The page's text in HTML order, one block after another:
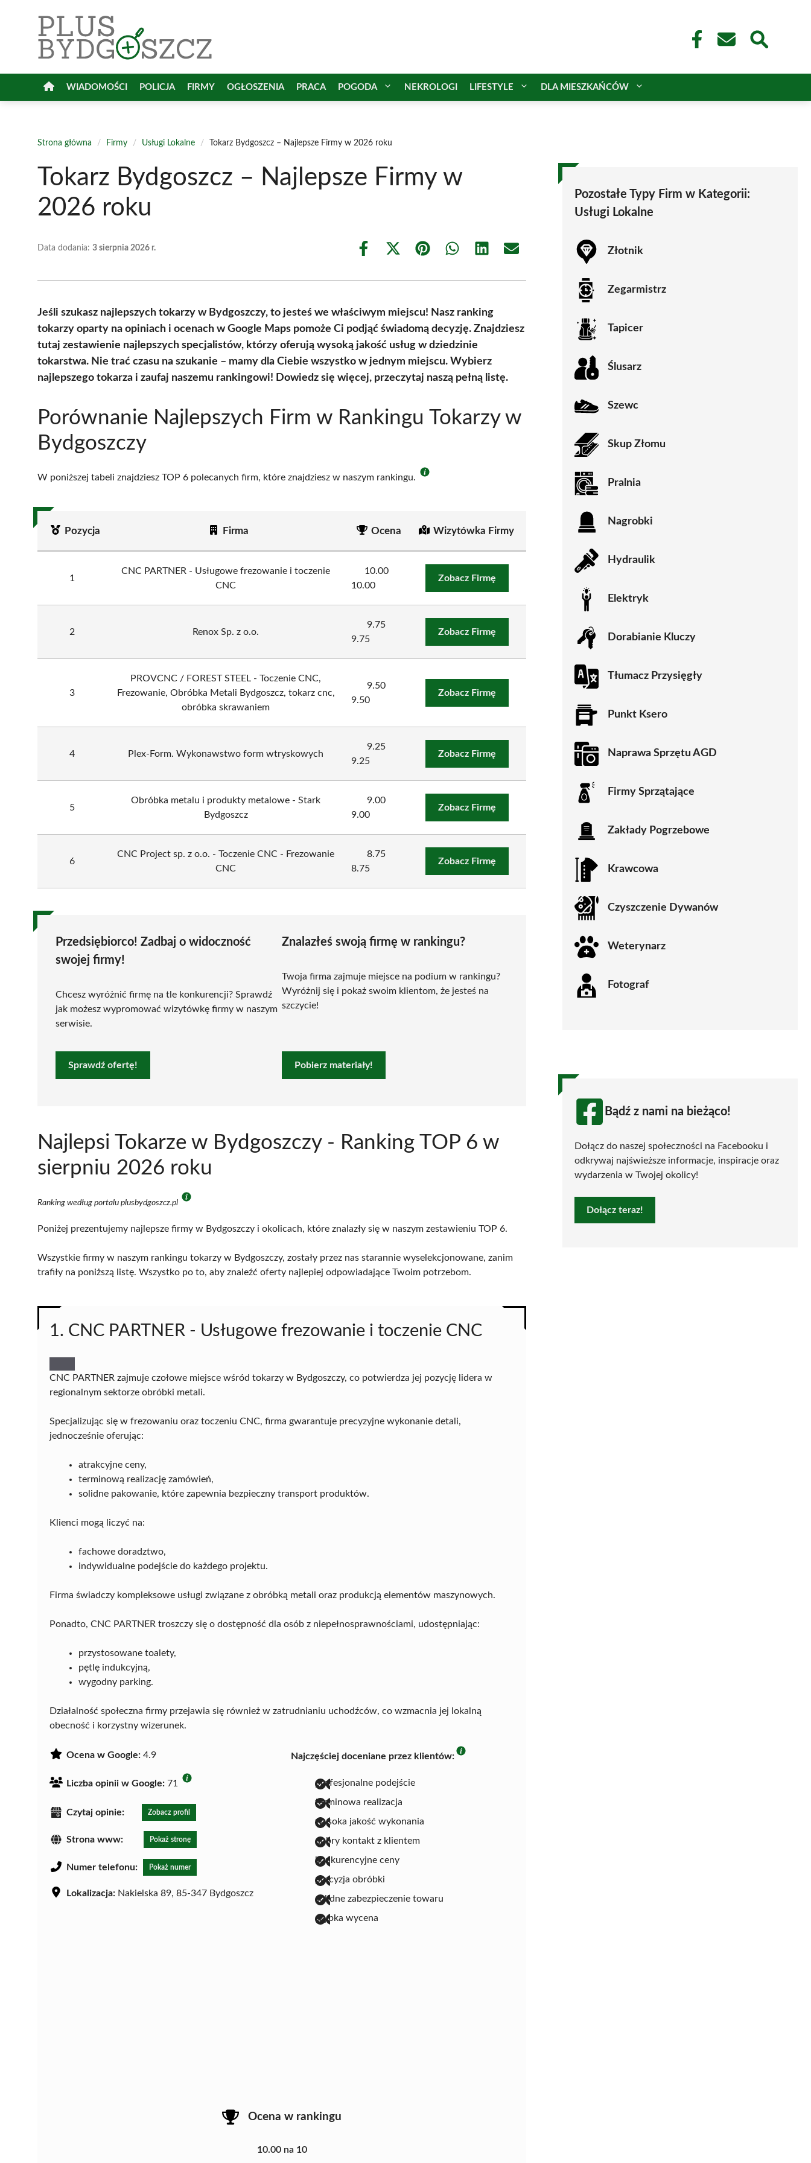
WIADOMOŚCI POLICJA FIRMY OGŁOSZENIA PRACA POGODA NEKROLOGI LIFESTYLE DLA MIESZKAŃCÓW
Strona główna / Firmy / Usługi Lokalne / Tokarz Bydgoszcz – Najlepsze Firmy w 2026 roku
Tokarz Bydgoszcz – Najlepsze Firmy w
2026 roku
Data dodania: 3 sierpnia 2026 r.
Share
Share
(Twitter)
Share Share Share Share
Jeśli szukasz najlepszych tokarzy w Bydgoszczy, to jesteś we właściwym miejscu! Nasz ranking
tokarzy oparty na opiniach i ocenach w Google Maps pomoże Ci podjąć świadomą decyzję. Znajdziesz
tutaj zestawienie najlepszych specjalistów, którzy oferują wysoką jakość usług w dziedzinie
tokarstwa. Nie trać czasu na szukanie – mamy dla Ciebie wszystko w jednym miejscu. Wybierz
najlepszego tokarza i zaufaj naszemu rankingowi! Dowiedz się więcej, przeczytaj naszą pełną listę.
Porównanie Najlepszych Firm w Rankingu Tokarzy w
Bydgoszczy
W poniższej tabeli znajdziesz TOP 6 polecanych firm, które znajdziesz w naszym rankingu.
Pozycja Firma Ocena Wizytówka Firmy
1
CNC PARTNER - Usługowe frezowanie i toczenie
CNC
10.00
10.00
Zobacz Firmę
2 Renox Sp. z o.o.
9.75
9.75
Zobacz Firmę
3
PROVCNC / FOREST STEEL - Toczenie CNC,
Frezowanie, Obróbka Metali Bydgoszcz, tokarz cnc,
obróbka skrawaniem
9.50
9.50
Zobacz Firmę
4 Plex-Form. Wykonawstwo form wtryskowych
9.25
9.25
Zobacz Firmę
5
Obróbka metalu i produkty metalowe - Stark
Bydgoszcz
9.00
9.00
Zobacz Firmę
6
CNC Project sp. z o.o. - Toczenie CNC - Frezowanie
CNC
8.75
8.75
Zobacz Firmę
Przedsiębiorco! Zadbaj o widoczność
swojej firmy!
Chcesz wyróżnić firmę na tle konkurencji? Sprawdź
jak możesz wypromować wizytówkę firmy w naszym
serwisie.
Sprawdź ofertę!
Znalazłeś swoją firmę w rankingu?
Twoja firma zajmuje miejsce na podium w rankingu?
Wyróżnij się i pokaż swoim klientom, że jesteś na
szczycie!
Pobierz materiały!
Najlepsi Tokarze w Bydgoszczy - Ranking TOP 6 w
sierpniu 2026 roku
Ranking według portalu plusbydgoszcz.pl
Poniżej prezentujemy najlepsze firmy w Bydgoszczy i okolicach, które znalazły się w naszym zestawieniu TOP 6.
Wszystkie firmy w naszym rankingu tokarzy w Bydgoszczy, zostały przez nas starannie wyselekcjonowane, zanim
trafiły na poniższą listę. Wszystko po to, aby znaleźć oferty najlepiej odpowiadające Twoim potrzebom.
1. CNC PARTNER - Usługowe frezowanie i toczenie CNC
CNC PARTNER zajmuje czołowe miejsce wśród tokarzy w Bydgoszczy, co potwierdza jej pozycję lidera w
regionalnym sektorze obróbki metali.
Specjalizując się w frezowaniu oraz toczeniu CNC, firma gwarantuje precyzyjne wykonanie detali,
jednocześnie oferując:
atrakcyjne ceny,
terminową realizację zamówień,
solidne pakowanie, które zapewnia bezpieczny transport produktów.
Klienci mogą liczyć na:
fachowe doradztwo,
indywidualne podejście do każdego projektu.
Firma świadczy kompleksowe usługi związane z obróbką metali oraz produkcją elementów maszynowych.
Ponadto, CNC PARTNER troszczy się o dostępność dla osób z niepełnosprawnościami, udostępniając:
przystosowane toalety,
pętlę indukcyjną,
wygodny parking.
Działalność społeczna firmy przejawia się również w zatrudnianiu uchodźców, co wzmacnia jej lokalną
obecność i korzystny wizerunek.
Ocena w Google: 4.9
Liczba opinii w Google: 71
Czytaj opinie: Zobacz profil
Strona www: Pokaż stronę
Numer telefonu: Pokaż numer
Lokalizacja: Nakielska 89, 85-347 Bydgoszcz
Najczęściej doceniane przez klientów:
profesjonalne podejście
terminowa realizacja
wysoka jakość wykonania
dobry kontakt z klientem
konkurencyjne ceny
precyzja obróbki
solidne zabezpieczenie towaru
szybka wycena
Ocena w rankingu
10.00 na 10
Pozostałe Typy Firm w Kategorii:
Usługi Lokalne
Złotnik
Zegarmistrz
Tapicer
Ślusarz
Szewc
Skup Złomu
Pralnia
Nagrobki
Hydraulik
Elektryk
Dorabianie Kluczy
Tłumacz Przysięgły
Punkt Ksero
Naprawa Sprzętu AGD
Firmy Sprzątające
Zakłady Pogrzebowe
Krawcowa
Czyszczenie Dywanów
Weterynarz
Fotograf
Bądź z nami na bieżąco!
Dołącz do naszej społeczności na Facebooku i
odkrywaj najświeższe informacje, inspiracje oraz
wydarzenia w Twojej okolicy!
Dołącz teraz!